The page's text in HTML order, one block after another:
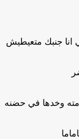
جنبك متعيطيش
وخدها في حضنه